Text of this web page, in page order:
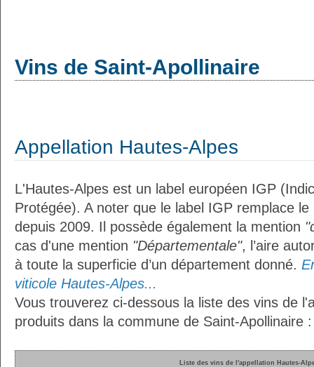
Vins de Saint-Apollinaire
Appellation Hautes-Alpes
L'Hautes-Alpes est un label européen IGP
Protégée). A noter que le label IGP remplace
depuis 2009. Il possède également la mention
cas d'une mention "Départementale", l’aire
à toute la superficie d’un département donné.
viticole Hautes-Alpes...
Vous trouverez ci-dessous la liste des vins de
produits dans la commune de Saint-Apollinaire :
Liste des vins de l'appellation Hautes-